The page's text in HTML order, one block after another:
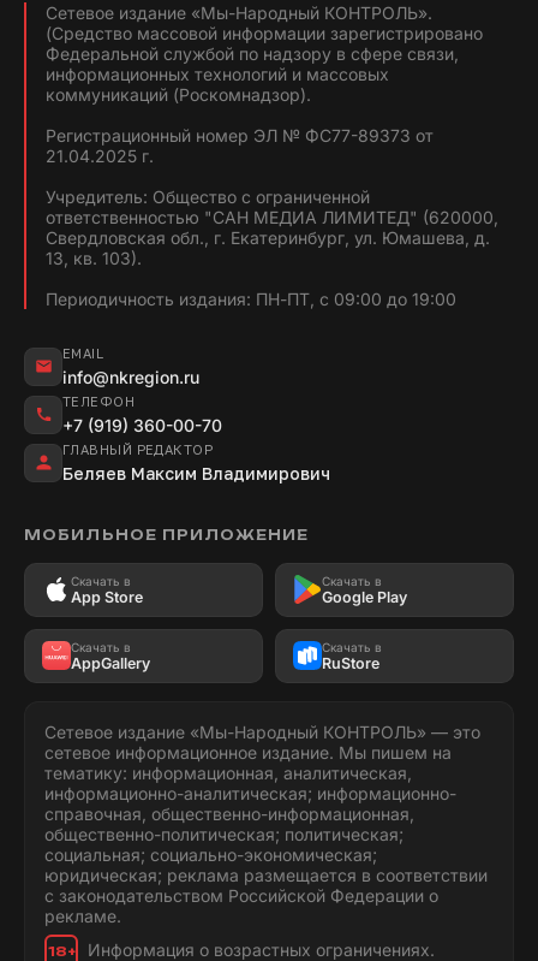
Сетевое издание «Мы-Народный КОНТРОЛЬ».
(Средство массовой информации зарегистрировано
Федеральной службой по надзору в сфере связи,
информационных технологий и массовых
коммуникаций (Роскомнадзор).
Регистрационный номер ЭЛ № ФС77-89373 от
21.04.2025 г.
Учредитель: Общество с ограниченной
ответственностью "САН МЕДИА ЛИМИТЕД" (620000,
Свердловская обл., г. Екатеринбург, ул. Юмашева, д.
13, кв. 103).
Периодичность издания: ПН-ПТ, с 09:00 до 19:00
EMAIL
info@nkregion.ru
ТЕЛЕФОН
+7 (919) 360-00-70
ГЛАВНЫЙ РЕДАКТОР
Беляев Максим Владимирович
МОБИЛЬНОЕ ПРИЛОЖЕНИЕ
Скачать в
App Store
Скачать в
Google Play
Скачать в
AppGallery
Скачать в
RuStore
Сетевое издание «Мы-Народный КОНТРОЛЬ» — это
сетевое информационное издание. Мы пишем на
тематику: информационная, аналитическая,
информационно-аналитическая; информационно-
справочная, общественно-информационная,
общественно-политическая; политическая;
социальная; социально-экономическая;
юридическая; реклама размещается в соответствии
с законодательством Российской Федерации о
рекламе.
18+ Информация о возрастных ограничениях.